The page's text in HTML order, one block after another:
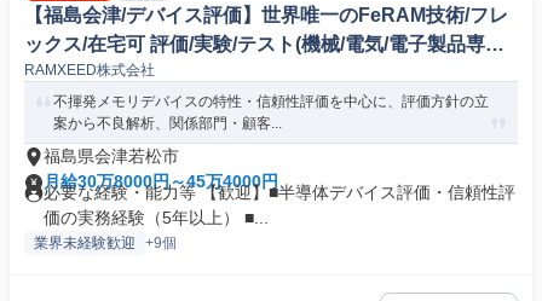
【福島会津/デバイス評価】世界唯一のFeRAM技術/フレ
ックス/在宅可 評価/実験/テスト(機械/電気/電子製品専門
職)
RAMXEED株式会社
不揮発メモリデバイスの特性・信頼性評価を中心に、評価方針の立
案から不良解析、関係部門・顧客...
福島県会津若松市
月給30万8000円～45万4000円
必要な経験・能力等 【歓迎】■半導体デバイス評価・信頼性評
価の実務経験（5年以上） ■...
業界未経験歓迎 +9個